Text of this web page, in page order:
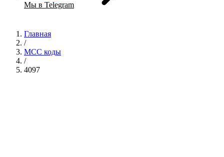
Мы в Telegram
Главная
/
MCC коды
/
4097